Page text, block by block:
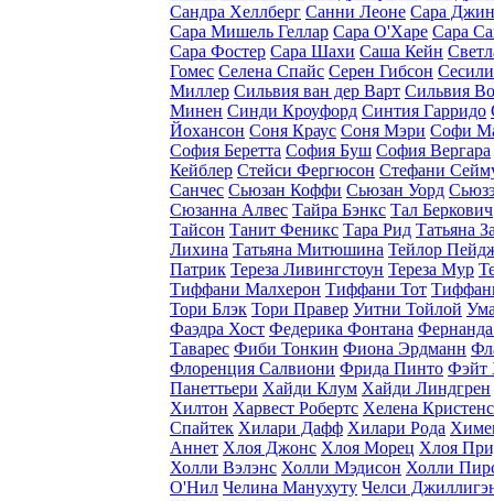
Сандра Хеллберг Санни Леоне Сара
Сара Мишель Геллар Сара О'Харе Сара
Сара Фостер Сара Шахи Саша Кейн
Гомес Селена Спайс Серен Гибсон
Миллер Сильвия ван дер Варт Сильвия
Минен Синди Кроуфорд Синтия Гарридо
Йохансон Соня Краус Соня Мэри Софи
София Беретта София Буш София Вергара
Кейблер Стейси Фергюсон Стефани
Санчес Сьюзан Коффи Сьюзан Уорд
Сюзанна Алвес Тайра Бэнкс Тал Беркович
Тайсон Танит Феникс Тара Рид Татьяна
Лихина Татьяна Митюшина Тейлор
Патрик Тереза Ливингстоун Тереза Мур
Тиффани Малхерон Тиффани Тот
Тори Блэк Тори Правер Уитни Тойлой
Фаэдра Хост Федерика Фонтана
Таварес Фиби Тонкин Фиона Эрдманн
Флоренция Салвиони Фрида Пинто Фэйт
Панеттьери Хайди Клум Хайди Линдгрен
Хилтон Харвест Робертс Хелена
Спайтек Хилари Дафф Хилари Рода
Аннет Хлоя Джонс Хлоя Морец Хлоя
Холли Вэлэнс Холли Мэдисон Холли
O'Нил Челина Манухуту Челси